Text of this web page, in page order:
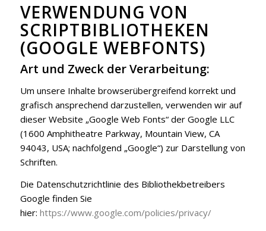
VERWENDUNG VON
SCRIPTBIBLIOTHEKEN
(GOOGLE WEBFONTS)
Art und Zweck der Verarbeitung:
Um unsere Inhalte browserübergreifend korrekt und
grafisch ansprechend darzustellen, verwenden wir auf
dieser Website „Google Web Fonts“ der Google LLC
(1600 Amphitheatre Parkway, Mountain View, CA
94043, USA; nachfolgend „Google“) zur Darstellung von
Schriften.
Die Datenschutzrichtlinie des Bibliothekbetreibers
Google finden Sie
hier: https://www.google.com/policies/privacy/